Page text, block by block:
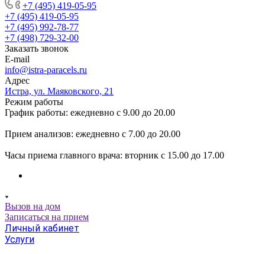
+7 (495) 419-05-95
+7 (495) 419-05-95
+7 (495) 992-78-77
+7 (498) 729-32-00
Заказать звонок
E-mail
info@istra-paracels.ru
Адрес
Истра, ул. Маяковского, 21
Режим работы
График работы: ежедневно с 9.00 до 20.00
Прием анализов: ежедневно с 7.00 до 20.00
Часы приема главного врача: вторник с 15.00 до 17.00
Вызов на дом
Записаться на прием
Личный кабинет
Услуги